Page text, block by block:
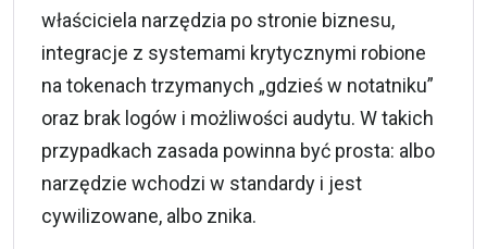
właściciela narzędzia po stronie biznesu,
integracje z systemami krytycznymi robione
na tokenach trzymanych „gdzieś w notatniku”
oraz brak logów i możliwości audytu. W takich
przypadkach zasada powinna być prosta: albo
narzędzie wchodzi w standardy i jest
cywilizowane, albo znika.